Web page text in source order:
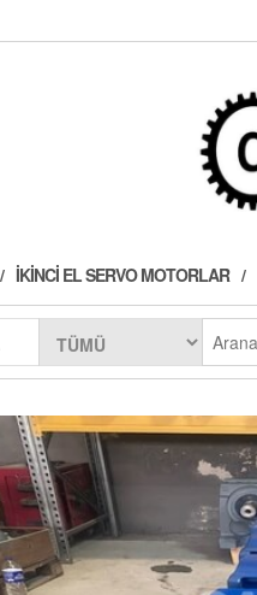
İKINCI EL SERVO MOTORLAR